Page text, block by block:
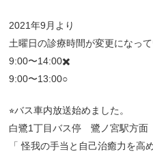
2021年9月より
土曜日の診療時間が変更になって
9:00〜14:00✖️
9:00〜13:00○
⭐︎バス車内放送始めました。
白鷺1丁目バス停 鷺ノ宮駅方面
「 怪我の手当と自己治癒力を